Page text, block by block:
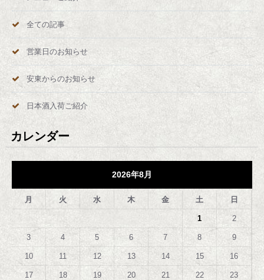
全ての記事
営業日のお知らせ
安東からのお知らせ
日本酒入荷ご紹介
カレンダー
2026年8月
月 火 水 木 金 土 日
1 2
3 4 5 6 7 8 9
10 11 12 13 14 15 16
17 18 19 20 21 22 23